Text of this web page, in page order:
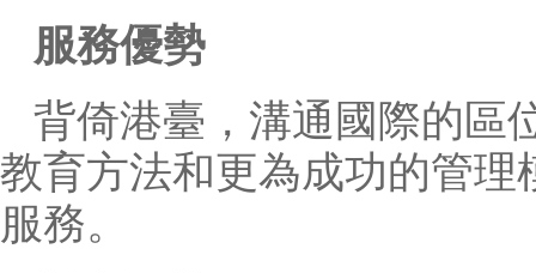
服務優勢
背倚港臺，溝通國際的區
教育方法和更為成功的管
服務。